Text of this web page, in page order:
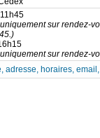
sur rendez-
sur rendez-
adresse, horaires,